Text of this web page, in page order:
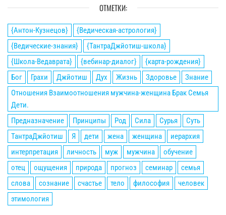
ОТМЕТКИ:
{Антон-Кузнецов}
{Ведическая-астрология}
{Ведические-знания}
{ТантраДжйотиш-школа}
{Школа-Ведаврата}
{вебинар-диалог}
{карта-рождения}
Бог
Грахи Джйотиш Дух Жизнь Здоровье
Знание
Отношения Взаимоотношения мужчина-женщина Брак Семья
Дети.
Предназначение
Принципы Род Сила Сурья
Суть
ТантраДжйотиш
Я дети жена женщина
иерархия
интерпретация
личность муж мужчина
обучение
отец
ощущения природа прогноз семинар
семья
слова
сознание счастье тело философия
человек
этимология